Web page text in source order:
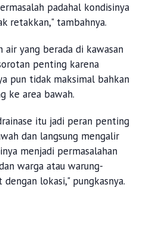
padahal kondisinya
retakkan," tambahnya.
air yang berada di kawasan
penting karena
pun tidak maksimal bahkan
ke area bawah.
itu jadi peran penting
dan langsung mengalir
menjadi permasalahan
warga atau warung-
lokasi," pungkasnya.